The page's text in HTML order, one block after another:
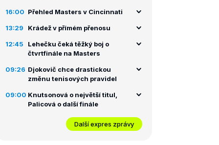
16:00 Přehled Masters v Cincinnati
13:29 Krádež v přímém přenosu
12:45
Lehečku čeká těžký boj o
čtvrtfinále na Masters
09:26 Djokovič chce drastickou
změnu tenisových pravidel
09:00 Knutsonová o největší titul,
Palicová o další finále
Další expres zprávy